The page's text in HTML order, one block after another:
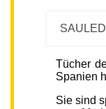
Tücher
Spanien
Sie sind